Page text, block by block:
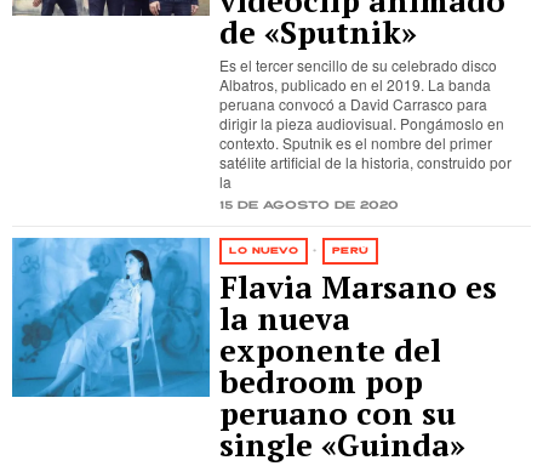
de «Sputnik»
Es el tercer sencillo de su celebrado disco
Albatros, publicado en el 2019. La banda
peruana convocó a David Carrasco para
dirigir la pieza audiovisual. Pongámoslo en
contexto. Sputnik es el nombre del primer
satélite artificial de la historia, construido por
la
15 de agosto de 2020
LO NUEVO · PERÚ
Flavia Marsano es
la nueva
exponente del
bedroom pop
peruano con su
single «Guinda»